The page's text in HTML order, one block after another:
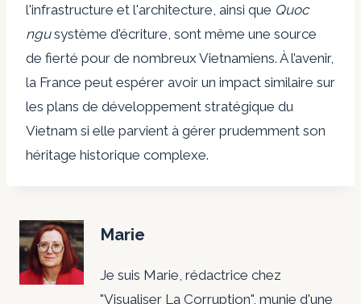
l'infrastructure et l'architecture, ainsi que Quoc
ngusystème d'écriture, sont même une source
de fierté pour de nombreux Vietnamiens. À l’avenir,
la France peut espérer avoir un impact similaire sur
les plans de développement stratégique du
Vietnam si elle parvient à gérer prudemment son
héritage historique complexe.
Marie
Je suis Marie, rédactrice chez
"Visualiser La Corruption", munie d'une